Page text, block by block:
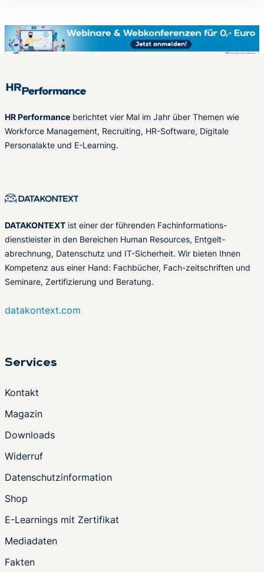
HR Performance berichtet vier Mal im Jahr über Themen wie
Workforce Management, Recruiting, HR-Software, Digitale
Personalakte und E-Learning.
DATAKONTEXT ist einer der führenden Fachinformations-
dienstleister in den Bereichen Human Resources, Entgelt-
abrechnung, Datenschutz und IT-Sicherheit. Wir bieten Ihnen
Kompetenz aus einer Hand: Fachbücher, Fach-zeitschriften und
Seminare, Zertifizierung und Beratung.
datakontext.com
Services
Kontakt
Magazin
Downloads
Widerruf
Datenschutzinformation
Shop
E-Learnings mit Zertifikat
Mediadaten
Fakten